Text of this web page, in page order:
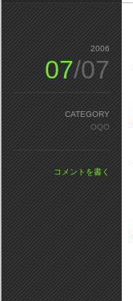
2006
07/07
CATEGORY
OQO
コメントを書く